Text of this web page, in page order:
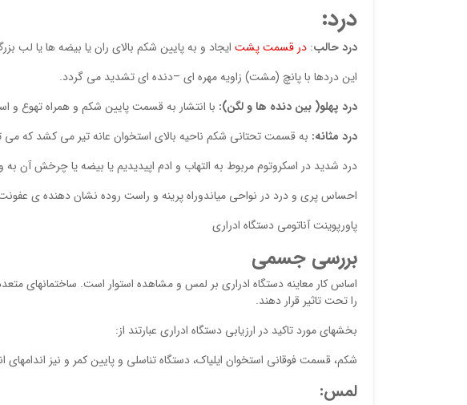
درد:
درد حالب: در قسمت پشت ایجاد و به پایین شکم بالای ران یا بیضه ها یا لب
این دردها با پانچ (مشت) زاویه مهره ای –دنده ای تشدید می گردد.
درد پهلو( بین دنده ها و لگن): با انتشار به قسمت پایین شکم و همراه تهوع و
درد مثانه: به قسمت تحتانی شکم ناحیه بالای استخوان عانه تیر می کشد که می
درد شدید در اسکروتوم مربوط به التهاب و ادم اپیدیدیم یا بیضه یا چرخش آن
احساس پری و درد در نواحی میاندوراه پرینه و راست روده نشان دهنده ی
پاورپوینت آناتومی دستگاه ادراری
بررسی جسمی
اساس کار معاینه دستگاه ادراری بر لمس و مشاهده استوار است. ساختمانهای
را تحت تاثیر قرار دهند.
بخشهای مورد تاکید در ارزیابی دستگاه ادراری عبارتند از:
شکم، قسمت فوقانی استخوان ایلیاک، دستگاه تناسلی و پایین کمر و نیز اندامهای
لمس: